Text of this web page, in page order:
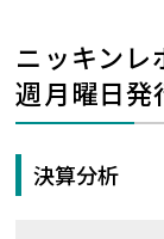
ニッキン
週月曜日発
決算分析